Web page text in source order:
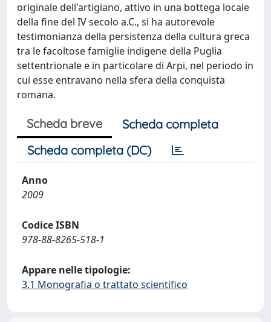
originale dell'artigiano, attivo in una bottega locale
della fine del IV secolo a.C., si ha autorevole
testimonianza della persistenza della cultura greca
tra le facoltose famiglie indigene della Puglia
settentrionale e in particolare di Arpi, nel periodo in
cui esse entravano nella sfera della conquista
romana.
Scheda breve
Scheda completa
Scheda completa (DC)
Anno
2009
Codice ISBN
978-88-8265-518-1
Appare nelle tipologie:
3.1 Monografia o trattato scientifico